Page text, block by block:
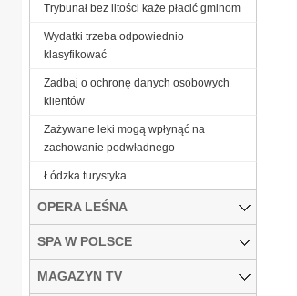
Trybunał bez litości każe płacić gminom
Wydatki trzeba odpowiednio
klasyfikować
Zadbaj o ochronę danych osobowych
klientów
Zażywane leki mogą wpłynąć na
zachowanie podwładnego
Łódzka turystyka
OPERA LEŚNA
SPA W POLSCE
MAGAZYN TV